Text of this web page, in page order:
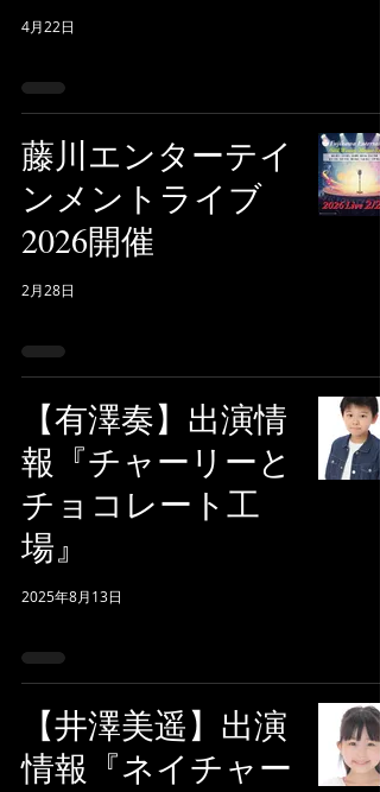
4月22日
藤川エンターテイ
ンメントライブ
2026開催
2月28日
【有澤奏】出演情
報『チャーリーと
チョコレート工
場』
2025年8月13日
【井澤美遥】出演
情報『ネイチャー